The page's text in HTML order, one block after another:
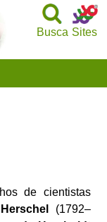
Sites
Busca
de cientistas
(1792–